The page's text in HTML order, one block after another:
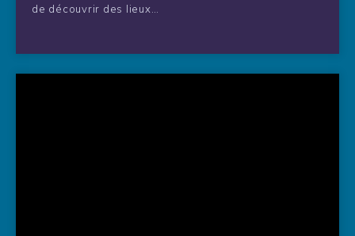
de découvrir des lieux…